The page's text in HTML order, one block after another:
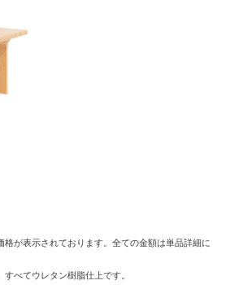
が表示されております。全ての金額は単品詳細に
べてウレタン樹脂仕上です。